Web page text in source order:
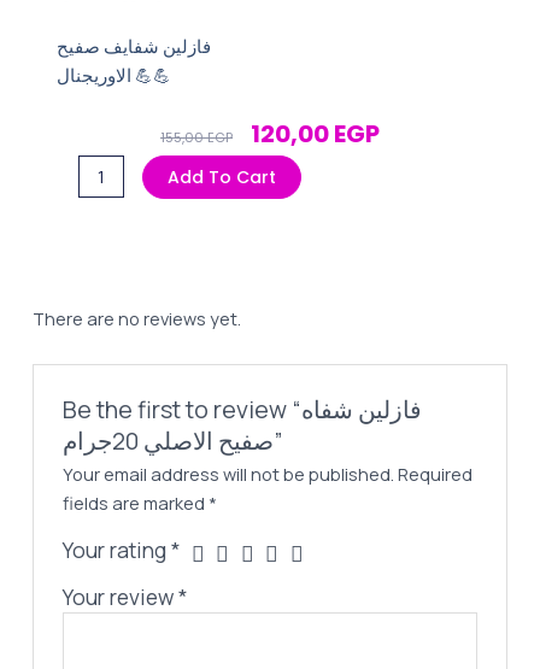
فازلين شفايف صفيح
الاوريجنال 💪💪
155,00EGP Original
Price
Was:
120,00EGPCurrent
quantity
Add To Cart
There are no reviews yet.
Be the first to review “فازلين شفاه
صفيح الاصلي 20جرام”
Your email address will not be published. Required
fields are marked *
Your rating*
Your review*